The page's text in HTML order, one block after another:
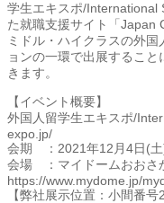
学生エキスポ/International
た就職支援サイト「Japan
ミドル・ハイクラスの外
ョンの一環で出展するこ
きます。
【イベント概要】
外国人留学生エキスポ/
expo.jp/
会期 ：2021年12月4日(
会場 ：マイドームおおさ
https://www.mydome.jp/
【弊社展示位置：小間番